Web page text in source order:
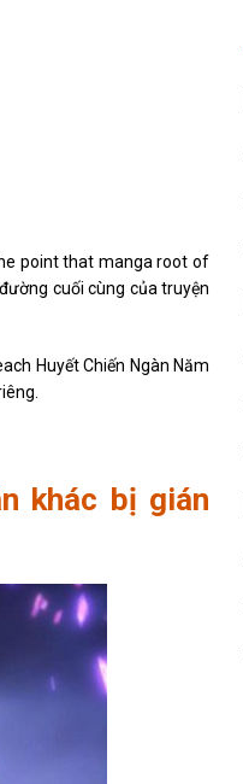
point that manga root of
cuối cùng của truyện
Huyết Chiến Ngàn Năm
khác bị gián